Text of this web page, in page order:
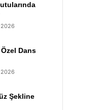
Dans
Şekline